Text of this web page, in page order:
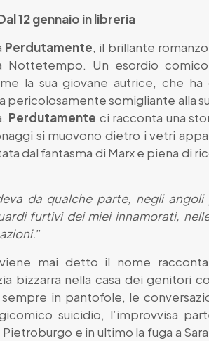
12 gennaio in libreria
Perdutamente, il brillante
Nottetempo. Un esordio
la sua giovane autrice, che ha
pericolosamente somigliante alla
Perdutamente ci racconta una
si muovono dietro i vetri
dal fantasma di Marx e piena di
da qualche parte, negli angoli
furtivi dei miei innamorati,
”
mai detto il nome
bizzarra nella casa dei genitori
sempre in pantofole, le
suicidio, l’improvvisa
e in ultimo la fuga a